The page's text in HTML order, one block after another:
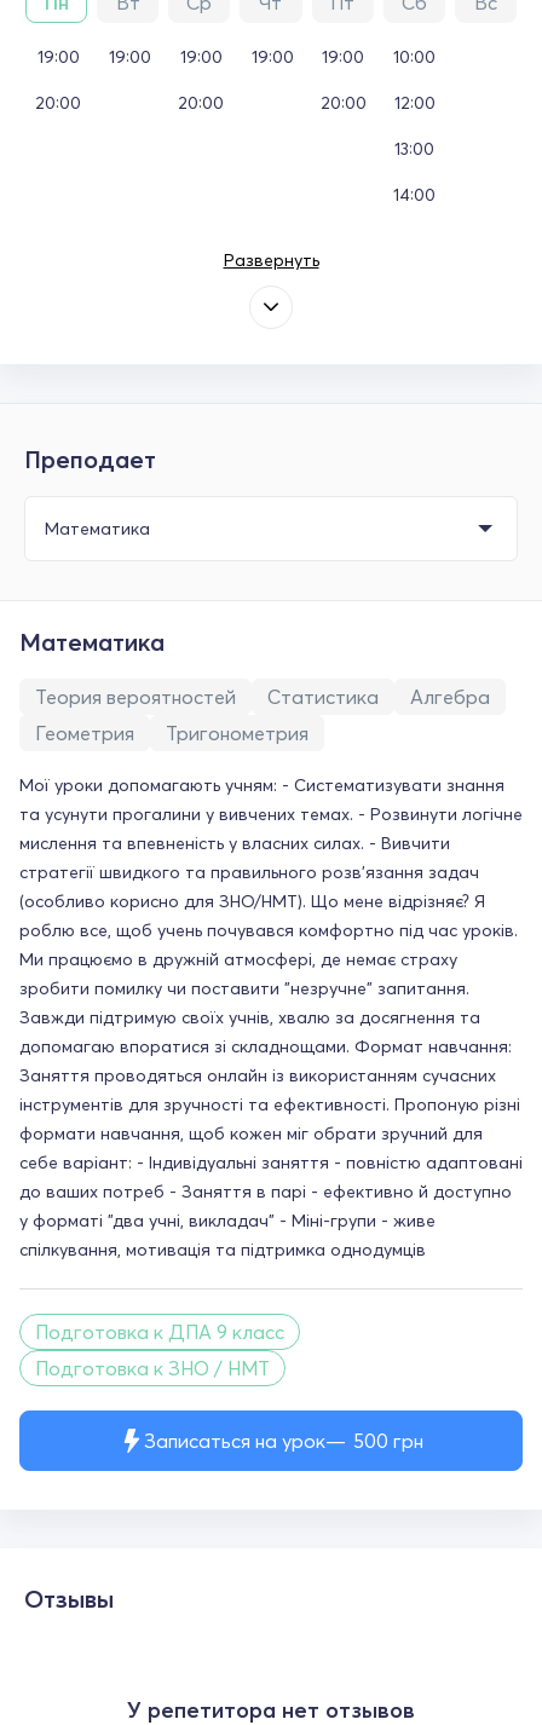
19:00
20:00
19:00 19:00
20:00
19:00 19:00
20:00
10:00
12:00
13:00
14:00
Развернуть
Преподает
Записаться на урок 500 грн
Математика
Теория вероятностей Статистика
Алгебра
Геометрия
Тригонометрия
Мої уроки допомагають учням: - Систематизувати знання
та усунути прогалини у вивчених темах. - Розвинути логічне
мислення та впевненість у власних силах. - Вивчити
стратегії швидкого та правильного розв'язання задач
(особливо корисно для ЗНО/НМТ). Що мене відрізняє? Я
роблю все, щоб учень почувався комфортно під час уроків.
Ми працюємо в дружній атмосфері, де немає страху
зробити помилку чи поставити "незручне" запитання.
Завжди підтримую своїх учнів, хвалю за досягнення та
допомагаю впоратися зі складнощами. Формат навчання:
Заняття проводяться онлайн із використанням сучасних
інструментів для зручності та ефективності. Пропоную різні
формати навчання, щоб кожен міг обрати зручний для
себе варіант: - Індивідуальні заняття - повністю адаптовані
до ваших потреб - Заняття в парі - ефективно й доступно
у форматі "два учні, викладач" - Міні-групи - живе
спілкування, мотивація та підтримка однодумців
Подготовка к ДПА 9 класс
Подготовка к ЗНО / НМТ
Отзывы
У репетитора нет отзывов